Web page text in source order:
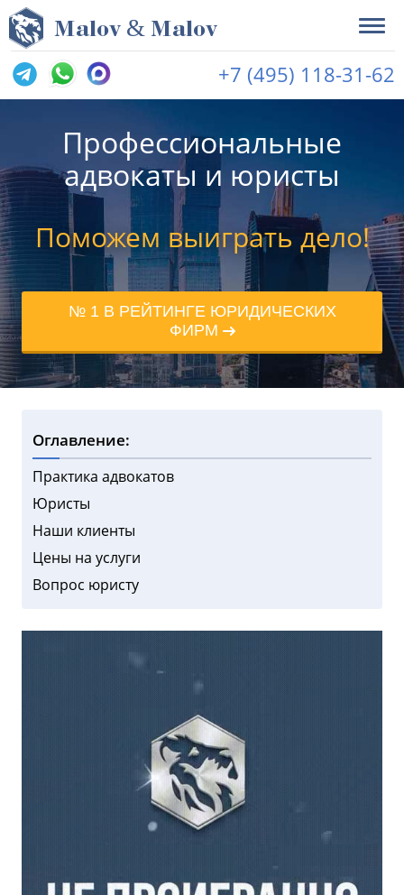
Malov & Malov
+7 (495) 118-31-62
Профессиональные
адвокаты и юристы
Поможем выиграть дело!
№ 1 В РЕЙТИНГЕ ЮРИДИЧЕСКИХ
ФИРМ
Оглавление:
Практика адвокатов
Юристы
Наши клиенты
Цены на услуги
Вопрос юристу